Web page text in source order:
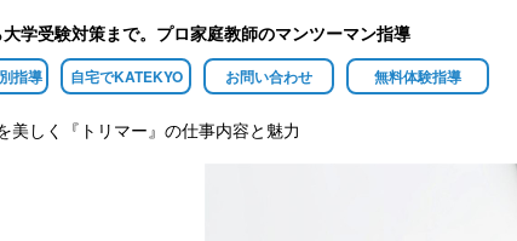
学受験対策まで。プロ家庭教師のマンツーマン指導
指導 自宅でKATEKYO お問い合わせ 無料体験指導
美しく『トリマー』の仕事内容と魅力